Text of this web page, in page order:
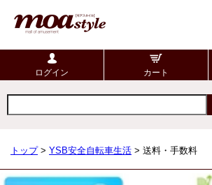
ログイン カート
トップ> YSB安全自転車生活 > 送料・手数料